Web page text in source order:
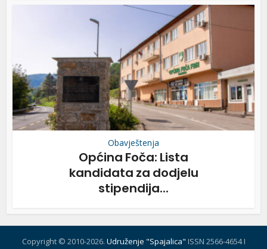
Obavještenja
Općina Foča: Lista
kandidata za dodjelu
stipendija...
Copyright © 2010-2026. Udruženje "Spajalica" ISSN 2566-4654 I